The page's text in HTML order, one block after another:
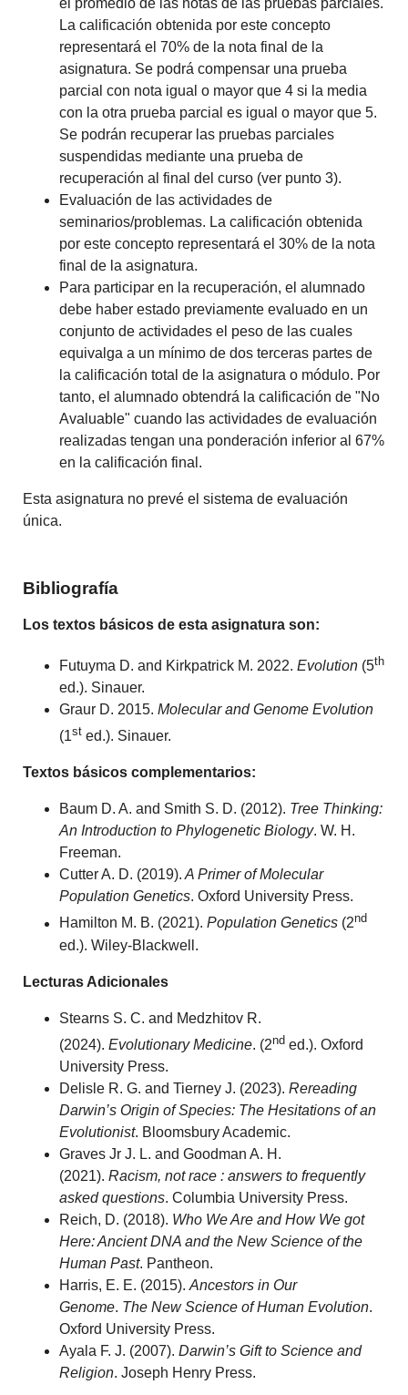
el promedio de las notas de las pruebas parciales.
La calificación obtenida por este concepto
representará el 70% de la nota final de la
asignatura. Se podrá compensar una prueba
parcial con nota igual o mayor que 4 si la media
con la otra prueba parcial es igual o mayor que 5.
Se podrán recuperar las pruebas parciales
suspendidas mediante una prueba de
recuperación al final del curso (ver punto 3).
Evaluación de las actividades de
seminarios/problemas. La calificación obtenida
por este concepto representará el 30% de la nota
final de la asignatura.
Para participar en la recuperación, el alumnado
debe haber estado previamente evaluado en un
conjunto de actividades el peso de las cuales
equivalga a un mínimo de dos terceras partes de
la calificación total de la asignatura o módulo. Por
tanto, el alumnado obtendrá la calificación de "No
Avaluable" cuando las actividades de evaluación
realizadas tengan una ponderación inferior al 67%
en la calificación final.
Esta asignatura no prevé el sistema de evaluación
única.
Bibliografía
Los textos básicos de esta asignatura son:
Futuyma D. and Kirkpatrick M. 2022.Evolution (5th
ed.). Sinauer.
Graur D. 2015.Molecular and Genome Evolution
(1st ed.). Sinauer.
Textos básicos complementarios:
Baum D. A. and Smith S. D. (2012). Tree Thinking:
An Introduction to Phylogenetic Biology. W. H.
Freeman.
Cutter A. D. (2019). A Primer of Molecular
Population Genetics. Oxford University Press.
Hamilton M. B. (2021).Population Genetics (2nd
ed.). Wiley-Blackwell.
Lecturas Adicionales
Stearns S. C. and Medzhitov R.
(2024).Evolutionary Medicine. (2nd ed.). Oxford
University Press.
Delisle R. G. and Tierney J. (2023).Rereading
Darwin’s Origin of Species: The Hesitations of an
Evolutionist. Bloomsbury Academic.
Graves Jr J. L. and Goodman A. H.
(2021).Racism, not race : answers to frequently
asked questions. Columbia University Press.
Reich, D. (2018). Who We Are and How We got
Here: Ancient DNA and the New Science of the
Human Past. Pantheon.
Harris, E. E. (2015).Ancestors in Our
Genome. The New Science of Human Evolution.
Oxford University Press.
Ayala F. J. (2007).Darwin’s Gift to Science and
Religion. Joseph Henry Press.